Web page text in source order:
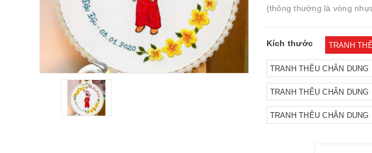
(thông thường là vòng
Kích thước TRANH
TRANH THÊU CHÂN
TRANH THÊU CHÂN
TRANH THÊU CHÂN